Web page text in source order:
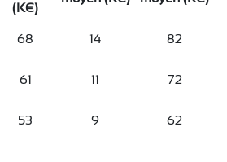
(K€)
68 14 82
61 11 72
53 9 62